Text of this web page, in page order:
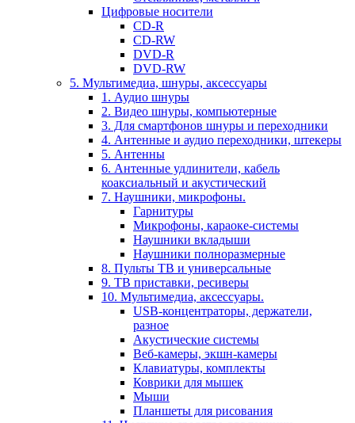
Цифровые носители
CD-R
CD-RW
DVD-R
DVD-RW
5. Мультимедиа, шнуры, аксессуары
1. Аудио шнуры
2. Видео шнуры, компьютерные
3. Для смартфонов шнуры и переходники
4. Антенные и аудио переходники, штекеры
5. Антенны
6. Антенные удлинители, кабель
коаксиальный и акустический
7. Наушники, микрофоны.
Гарнитуры
Микрофоны, караоке-системы
Наушники вкладыши
Наушники полноразмерные
8. Пульты ТВ и универсальные
9. ТВ приставки, ресиверы
10. Мультимедиа, аксессуары.
USB-концентраторы, держатели,
разное
Акустические системы
Веб-камеры, экшн-камеры
Клавиатуры, комплекты
Коврики для мышек
Мыши
Планшеты для рисования